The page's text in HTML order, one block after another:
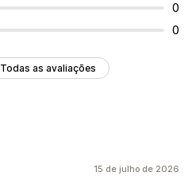
0
0
Todas as avaliações
15 de julho de 2026